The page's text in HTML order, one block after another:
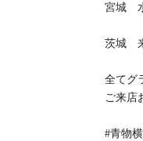
宮城
茨城
全てグ
ご来店
#青物